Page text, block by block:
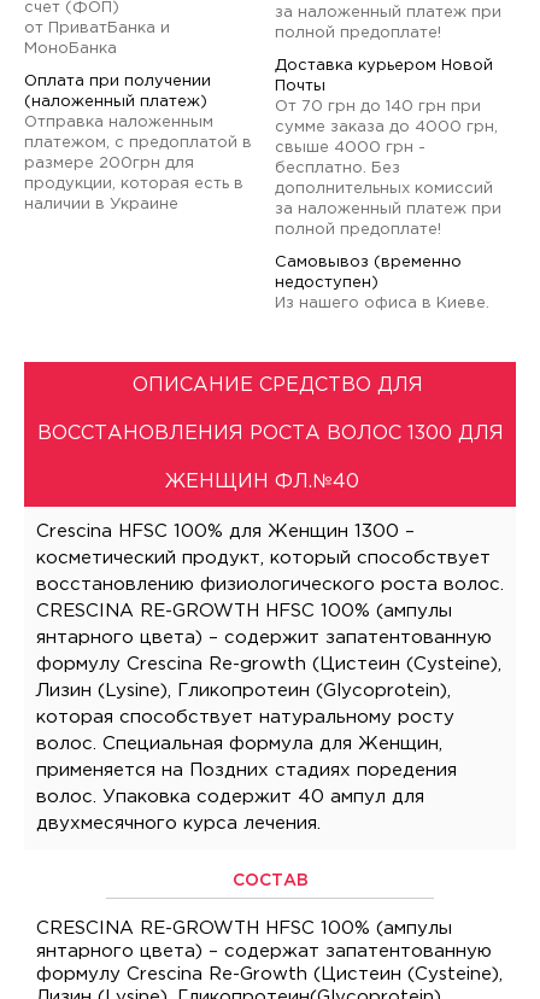
счет (ФОП)
от ПриватБанка и
МоноБанка
Оплата при получении
(наложенный платеж)
Отправка наложенным
платежом, с предоплатой в
размере 200грн для
продукции, которая есть в
наличии в Украине
за наложенный платеж при
полной предоплате!
Доставка курьером Новой
Почты
От 70 грн до 140 грн при
сумме заказа до 4000 грн,
свыше 4000 грн -
бесплатно. Без
дополнительных комиссий
за наложенный платеж при
полной предоплате!
Самовывоз (временно
недоступен)
Из нашего офиса в Киеве.
ОПИСАНИЕ СРЕДСТВО ДЛЯ
ВОССТАНОВЛЕНИЯ РОСТА ВОЛОС 1300 ДЛЯ
ЖЕНЩИН ФЛ.№40
Crescina HFSC 100% для Женщин 1300 –
косметический продукт, который способствует
восстановлению физиологического роста волос.
CRESCINA RE-GROWTH HFSC 100% (ампулы
янтарного цвета) – содержит запатентованную
формулу Crescina Re-growth (Цистеин (Cysteine),
Лизин (Lysine), Гликопротеин (Glycoprotein),
которая способствует натуральному росту
волос. Специальная формула для Женщин,
применяется на Поздних стадиях поредения
волос. Упаковка содержит 40 ампул для
двухмесячного курса лечения.
СОСТАВ
CRESCINA RE-GROWTH HFSC 100% (ампулы
янтарного цвета) – содержат запатентованную
формулу Crescina Re-Growth (Цистеин (Cysteine),